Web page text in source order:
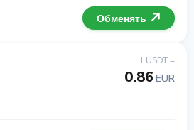
Обменять
1 USDT =
0.86 EUR